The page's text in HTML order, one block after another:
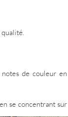
de couleur en
se concentrant sur